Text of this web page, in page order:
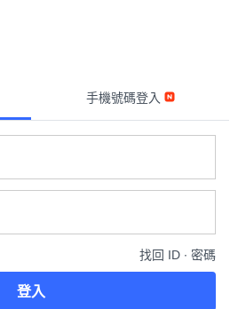
手機號碼登入
找回 ID ∙ 密碼
登入